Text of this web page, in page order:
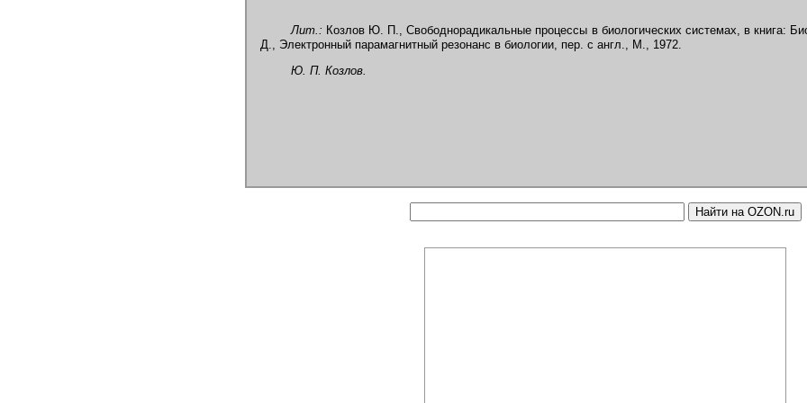
Лит.: Козлов Ю. П., Свободнорадикальные процессы в биологических системах, в книга:
Д., Электронный парамагнитный резонанс в биологии, пер. с англ., М., 1972.
Ю. П. Козлов.